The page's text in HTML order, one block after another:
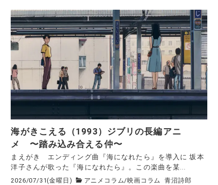
海がきこえる（1993）ジブリの長編アニ
メ 〜踏み込み合える仲〜
まえがき エンディング曲『海になれたら』を導入に 坂本
洋子さんが歌った『海になれたら』。この楽曲を某...
2026/07/31(金曜日) アニメコラム/映画コラム 青沼詩郎